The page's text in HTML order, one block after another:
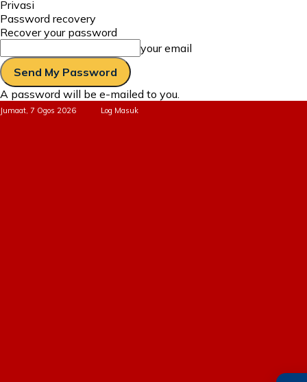
Privasi
Password recovery
Recover your password
your email
A password will be e-mailed to you.
Jumaat, 7 Ogos 2026 Log Masuk